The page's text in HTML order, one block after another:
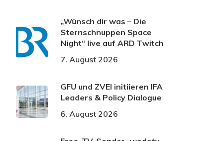
„Wünsch dir was – Die
Sternschnuppen Space
Night“ live auf ARD Twitch
7. August 2026
GFU und ZVEI initiieren IFA
Leaders & Policy Dialogue
6. August 2026